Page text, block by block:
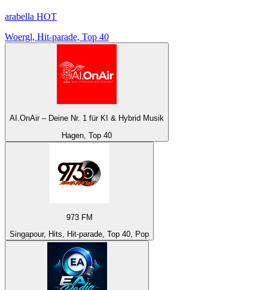
arabella HOT
Woergl, Hit-parade, Top 40
AI.OnAir – Deine Nr. 1 für KI & Hybrid Musik
Hagen, Top 40
973 FM
Singapour, Hits, Hit-parade, Top 40, Pop